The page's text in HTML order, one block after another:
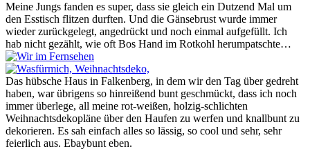
Meine Jungs fanden es super, dass sie gleich ein Dutzend Mal um
den Esstisch flitzen durften. Und die Gänsebrust wurde immer
wieder zurückgelegt, angedrückt und noch einmal aufgefüllt. Ich
hab nicht gezählt, wie oft Bos Hand im Rotkohl herumpatschte…
Das hübsche Haus in Falkenberg, in dem wir den Tag über gedreht
haben, war übrigens so hinreißend bunt geschmückt, dass ich noch
immer überlege, all meine rot-weißen, holzig-schlichten
Weihnachtsdekopläne über den Haufen zu werfen und knallbunt zu
dekorieren. Es sah einfach alles so lässig, so cool und sehr, sehr
feierlich aus. Ebaybunt eben.